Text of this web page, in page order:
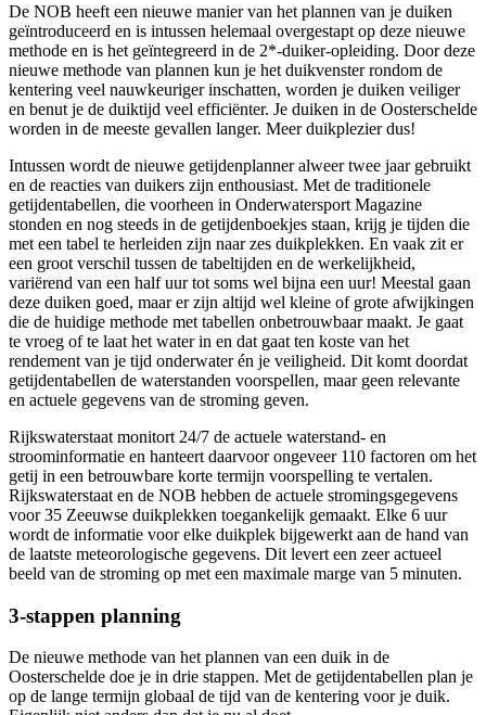
De NOB heeft een nieuwe manier van het plannen van je duiken
geïntroduceerd en is intussen helemaal overgestapt op deze nieuwe
methode en is het geïntegreerd in de 2*-duiker-opleiding. Door deze
nieuwe methode van plannen kun je het duikvenster rondom de
kentering veel nauwkeuriger inschatten, worden je duiken veiliger
en benut je de duiktijd veel efficiënter. Je duiken in de Oosterschelde
worden in de meeste gevallen langer. Meer duikplezier dus!
Intussen wordt de nieuwe getijdenplanner alweer twee jaar gebruikt
en de reacties van duikers zijn enthousiast. Met de traditionele
getijdentabellen, die voorheen in Onderwatersport Magazine
stonden en nog steeds in de getijdenboekjes staan, krijg je tijden die
met een tabel te herleiden zijn naar zes duikplekken. En vaak zit er
een groot verschil tussen de tabeltijden en de werkelijkheid,
variërend van een half uur tot soms wel bijna een uur! Meestal gaan
deze duiken goed, maar er zijn altijd wel kleine of grote afwijkingen
die de huidige methode met tabellen onbetrouwbaar maakt. Je gaat
te vroeg of te laat het water in en dat gaat ten koste van het
rendement van je tijd onderwater én je veiligheid. Dit komt doordat
getijdentabellen de waterstanden voorspellen, maar geen relevante
en actuele gegevens van de stroming geven.
Rijkswaterstaat monitort 24/7 de actuele waterstand- en
stroominformatie en hanteert daarvoor ongeveer 110 factoren om het
getij in een betrouwbare korte termijn voorspelling te vertalen.
Rijkswaterstaat en de NOB hebben de actuele stromingsgegevens
voor 35 Zeeuwse duikplekken toegankelijk gemaakt. Elke 6 uur
wordt de informatie voor elke duikplek bijgewerkt aan de hand van
de laatste meteorologische gegevens. Dit levert een zeer actueel
beeld van de stroming op met een maximale marge van 5 minuten.
3-stappen planning
De nieuwe methode van het plannen van een duik in de
Oosterschelde doe je in drie stappen. Met de getijdentabellen plan je
op de lange termijn globaal de tijd van de kentering voor je duik.